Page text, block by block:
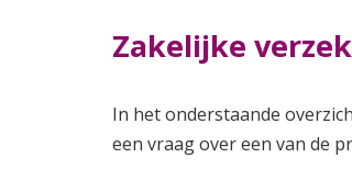
Zakelijke
In het onderstaande
een vraag over een van de